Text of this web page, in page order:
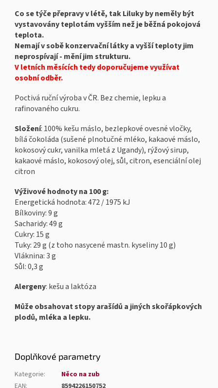
Co se týče přepravy v létě, tak Liluky by neměly být
vystavovány teplotám vyšším než je běžná pokojová
teplota.
Nemají v sobě konzervační látky a vyšší teploty jim
neprospívají - mění jim strukturu.
V letních měsících tedy doporučujeme využívat
osobní odběr.
Poctivá ruční výroba v ČR. Bez chemie, lepku a
rafinovaného cukru.
Složení: 100% kešu máslo, bezlepkové ovesné vločky,
bílá čokoláda (sušené plnotučné mléko, kakaové máslo,
kokosový cukr, vanilka mletá z Ugandy), rýžový sirup,
kakaové máslo, kokosový olej, sůl, citron, esenciální olej
citron
Výživové hodnoty na 100 g:
Energetická hodnota: 472 / 1975 kJ
Bílkoviny: 9 g
Sacharidy: 49 g
Cukry: 15 g
Tuky: 29 g (z toho nasycené mastn. kyseliny 10 g)
Vláknina: 3 g
Sůl: 0,3 g
Alergeny: kešu a laktóza
Může obsahovat stopy arašídů a jiných skořápkových
plodů, mléka a lepku.
Doplňkové parametry
Kategorie:
Něco na zub